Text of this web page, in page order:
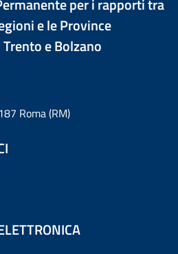
per i rapporti tra
e le Province
e Bolzano
Roma (RM)